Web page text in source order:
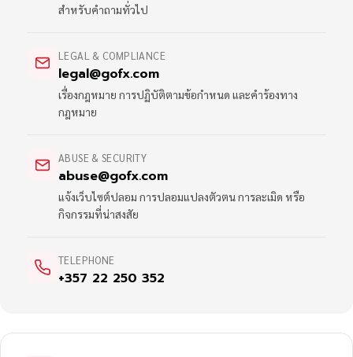
สำหรับคำถามทั่วไป
LEGAL & COMPLIANCE
legal@gofx.com
เรื่องกฎหมาย การปฏิบัติตามข้อกำหนด และคำร้องทาง
กฎหมาย
ABUSE & SECURITY
abuse@gofx.com
แจ้งเว็บไซต์ปลอม การปลอมแปลงตัวตน การละเมิด หรือ
กิจกรรมที่น่าสงสัย
TELEPHONE
+357 22 250 352